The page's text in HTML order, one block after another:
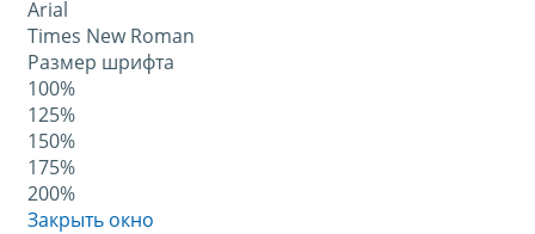
Arial
Times New Roman
Размер шрифта
100%
125%
150%
175%
200%
Закрыть окно